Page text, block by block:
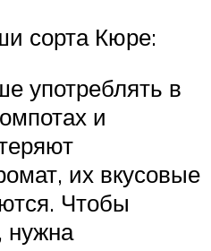
сорта Кюре:
употреблять в
и
их вкусовые
Чтобы
нужна